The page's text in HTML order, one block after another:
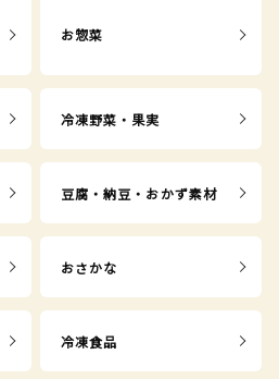
お惣菜
冷凍野菜・果実
豆腐・納豆・おかず素材
おさかな
冷凍食品